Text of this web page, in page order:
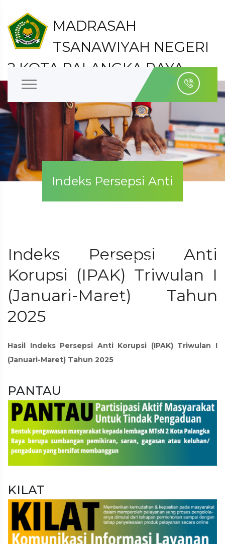
MADRASAH
TSANAWIYAH NEGERI
2 KOTA PALANGKA RAYA
Kelurahan Bukit Tunggal Kecamatan Jekan Raya
Indeks Persepsi Anti
I (Januari-Maret) Tahun
2025
Indeks Persepsi Anti
Korupsi (IPAK) Triwulan I
(Januari-Maret) Tahun
2025
Hasil Indeks Persepsi Anti Korupsi (IPAK) Triwulan I
(Januari-Maret) Tahun 2025
PANTAU
KILAT